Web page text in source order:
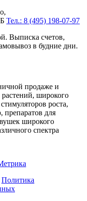
Тел.: 8 (495) 198-07-97
Выписка счетов,
в будние дни.
продаже и
широкого
роста,
для
широкого
спектра
Политика